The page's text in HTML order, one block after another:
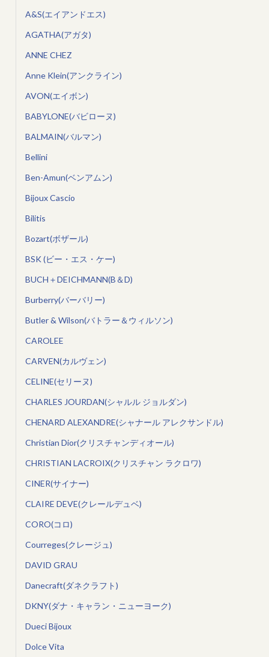
A&S(エイアンドエス)
AGATHA(アガタ)
ANNE CHEZ
Anne Klein(アンクライン)
AVON(エイボン)
BABYLONE(バビローヌ)
BALMAIN(バルマン)
Bellini
Ben-Amun(ベンアムン)
Bijoux Cascio
Bilitis
Bozart(ボザール)
BSK (ビー・エス・ケー)
BUCH＋DEICHMANN(B＆D)
Burberry(バーバリー)
Butler & Wilson(バトラー＆ウィルソン)
CAROLEE
CARVEN(カルヴェン)
CELINE(セリーヌ)
CHARLES JOURDAN(シャルル ジョルダン)
CHENARD ALEXANDRE(シャナール アレクサンドル)
Christian Dior(クリスチャンディオール)
CHRISTIAN LACROIX(クリスチャン ラクロワ)
CINER(サイナー)
CLAIRE DEVE(クレールデュベ)
CORO(コロ)
Courreges(クレージュ)
DAVID GRAU
Danecraft(ダネクラフト)
DKNY(ダナ・キャラン・ニューヨーク)
Dueci Bijoux
Dolce Vita